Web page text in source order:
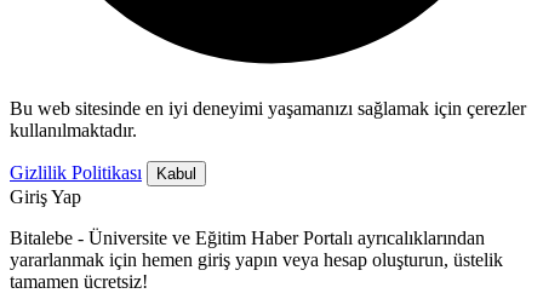
Bu web sitesinde en iyi deneyimi yaşamanızı sağlamak için çerezler
kullanılmaktadır.
Gizlilik Politikası Kabul
Giriş Yap
Bitalebe - Üniversite ve Eğitim Haber Portalı ayrıcalıklarından
yararlanmak için hemen giriş yapın veya hesap oluşturun, üstelik
tamamen ücretsiz!